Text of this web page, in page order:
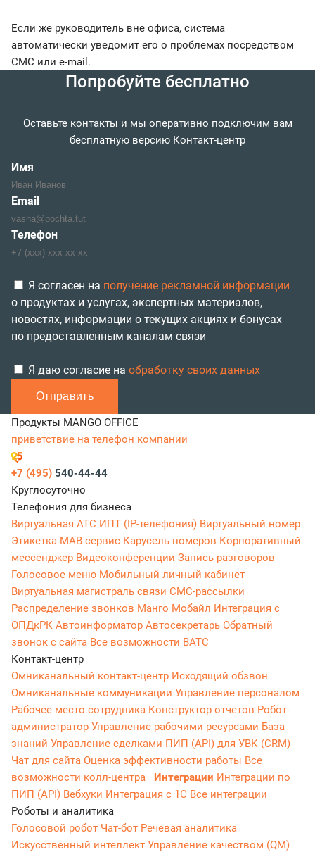
Если же руководитель вне офиса, система
автоматически уведомит его о проблемах посредством
СМС или e-mail.
Попробуйте бесплатно
Оставьте контакты и мы оперативно подключим вам
бесплатную версию Контакт-центр
Имя
Email
Телефон
Я согласен на получение рекламной информации
о продуктах и услугах, экспертных материалов,
новостях, информации о текущих акциях и бонусах
по предоставленным каналам связи
Я даю согласие на обработку своих данных
Отправить
Продукты MANGO OFFICE
приветствие на телефон компании
+7 (495) 540-44-44
Круглосуточно
Телефония для бизнеса
Виртуальная АТС ИПТ (IP-телефония) Виртуальный номер
Этикетка МАВ сервис Карусель номеров Корпоративный
мессенджер Видеоконференции Запись разговоров
Голосовое меню Мобильный личный кабинет
Виртуальная магистраль связи СМС-рассылки
Распределение звонков Манго Мобайл Интеграция с
ОПДкРК Автоинформатор Автосекретарь Обратный
звонок с сайта Все возможности ВАТС
Контакт-центр
Омниканальный контакт-центр Исходящий обзвон
Омниканальные коммуникации Управление персоналом
Рабочее место сотрудника Конструктор отчетов Робот-
администратор Управление рабочими ресурсами База
знаний Управление сделками ПИП (API) для УВК (CRM)
Чат для сайта Оценка эффективности работы Все
возможности колл-центра
Интеграции Интеграции по
ПИП (API) Вебхуки Интеграция с 1С Все интеграции
Роботы и аналитика
Голосовой робот Чат-бот Речевая аналитика
Искусственный интеллект Управление качеством (QM)